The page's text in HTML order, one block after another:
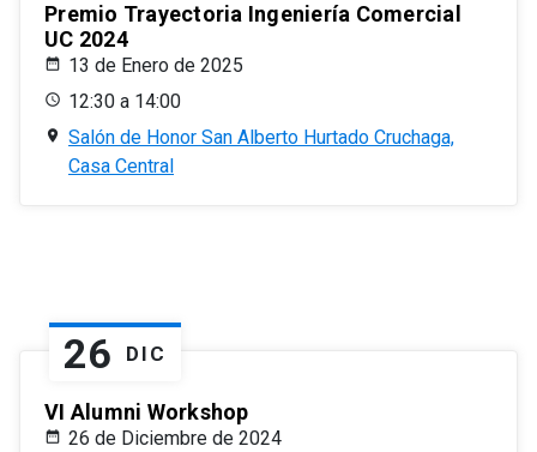
Premio Trayectoria Ingeniería Comercial
UC 2024
13 de Enero de 2025
12:30 a 14:00
Salón de Honor San Alberto Hurtado Cruchaga,
Casa Central
26 DIC
VI Alumni Workshop
26 de Diciembre de 2024